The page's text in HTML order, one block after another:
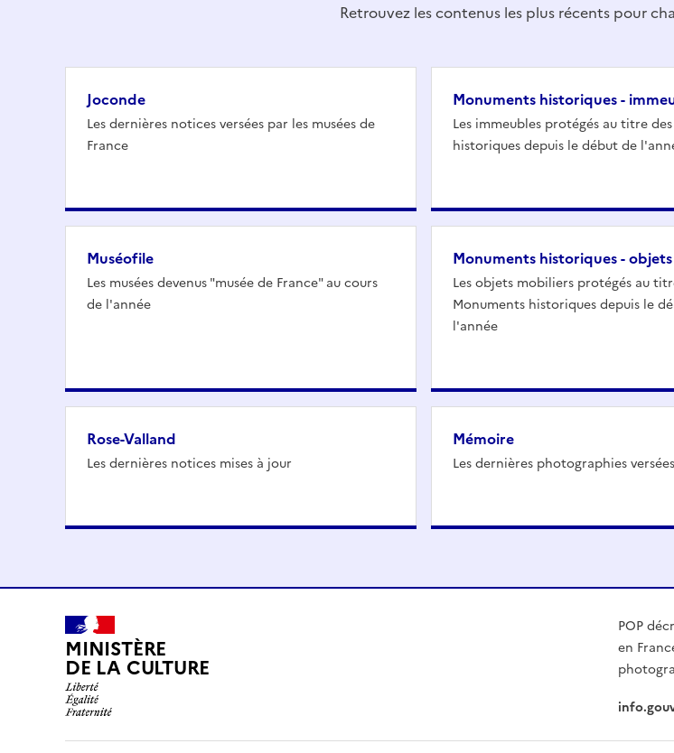
Retrouvez les contenus les plus récents pour
Joconde
Les dernières notices versées par les musées de
France
Monuments historiques -
Les immeubles protégés au titre
historiques depuis le début de
Muséofile
Les musées devenus "musée de France" au cours
de l'année
Monuments historiques -
Les objets mobiliers protégés au
Monuments historiques depuis le
l'année
Rose-Valland
Les dernières notices mises à jour
Mémoire
Les dernières photographies versées
MINISTÈRE
DE LA CULTURE
POP
en